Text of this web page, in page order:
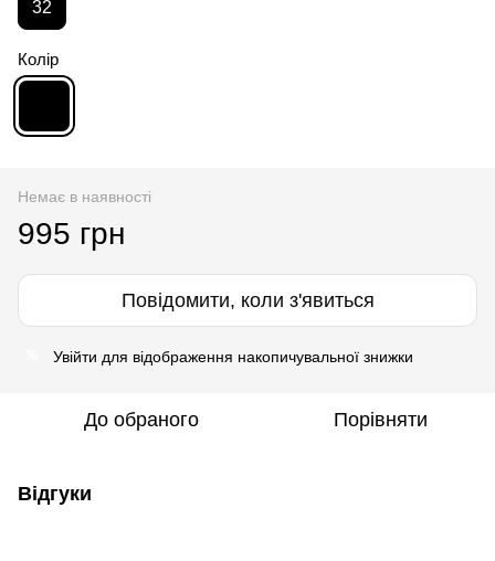
32
Колір
Немає в наявності
995 грн
Повідомити, коли з'явиться
Увійти для відображення накопичувальної знижки
До обраного Порівняти
Відгуки